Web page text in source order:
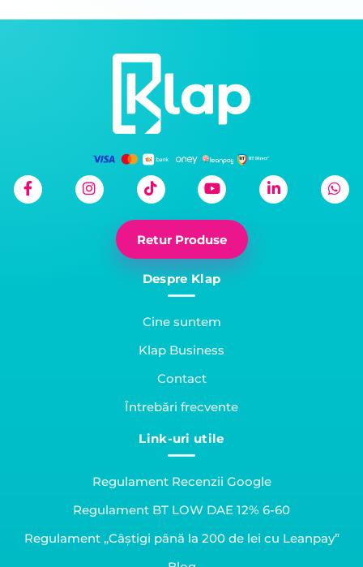
Retur Produse
Despre Klap
Cine suntem
Klap Business
Contact
Întrebări frecvente
Link-uri utile
Regulament Recenzii Google
Regulament BT LOW DAE 12% 6-60
Regulament „Câștigi până la 200 de lei cu Leanpay”